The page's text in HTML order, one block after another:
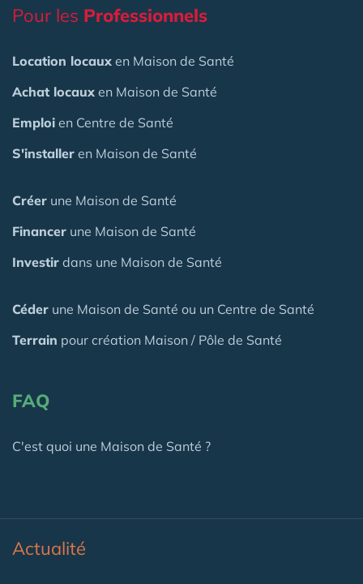
Pour les Professionnels
Location locaux en Maison de Santé
Achat locaux en Maison de Santé
Emploi en Centre de Santé
S'installer en Maison de Santé
Créer une Maison de Santé
Financer une Maison de Santé
Investir dans une Maison de Santé
Céder une Maison de Santé ou un Centre de Santé
Terrain pour création Maison / Pôle de Santé
FAQ
C'est quoi une Maison de Santé ?
Actualité